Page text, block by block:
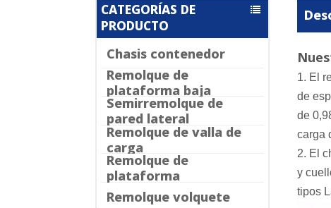
CATEGORÍAS DE
PRODUCTO
Chasis contenedor
Remolque de
plataforma baja
Semirremolque de
pared lateral
Remolque de valla de
carga
Remolque de
plataforma
Remolque volquete
1. El
de
de
carga
2. El
y
tipos